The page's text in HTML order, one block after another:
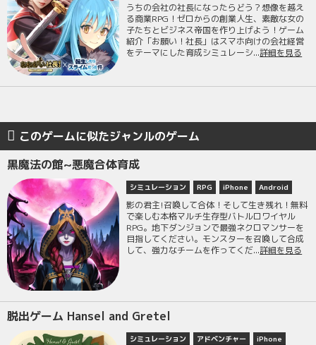
うちの会社の社長になったらどう？想像を越え
る商業RPG！ゼロからの創業人生、素敵な女の
子たちとビジネス帝国を作り上げよう！ゲーム
紹介「お願い！社長」はスマホ向けの会社経営
をテーマにした育成シミュレーシ...詳細を見る
このゲームに似たジャンルのゲーム
黒魔法の館~悪魔合体育成
シミュレーション RPG iPhone Android
影の君主!召喚して合体！そして生き残れ！無料
で楽しむ本格マルチ生存型バトルロワイヤル
RPG。地下ダンジョンで最強ネクロマンサーを
目指してください。モンスターを召喚して合成
して、強力なチームを作ってくだ...詳細を見る
脱出ゲーム Hansel and Gretel
シミュレーション アドベンチャー
iPhone